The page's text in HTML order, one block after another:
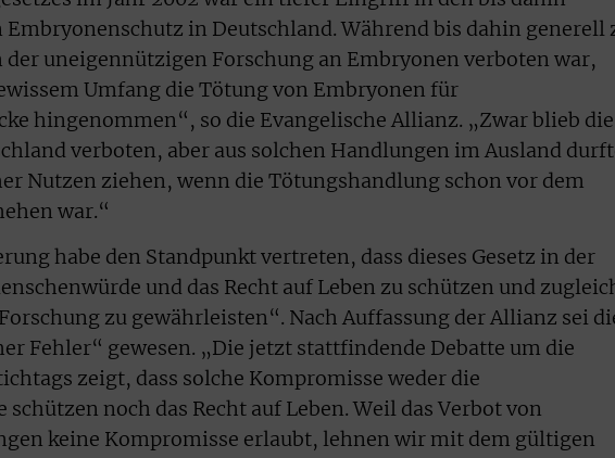
in Deutschland. Während bis dahin generell
der uneigennützigen Forschung an Embryonen verboten war,
Umfang die Tötung von Embryonen für
hingenommen“, so die Evangelische Allianz. „Zwar blieb die
verboten, aber aus solchen Handlungen im Ausland
Nutzen ziehen, wenn die Tötungshandlung schon vor dem
war.“
habe den Standpunkt vertreten, dass dieses Gesetz in der
und das Recht auf Leben zu schützen und
zu gewährleisten“. Nach Auffassung der Allianz sei
Fehler“ gewesen. „Die jetzt stattfindende Debatte um die
zeigt, dass solche Kompromisse weder die
noch das Recht auf Leben. Weil das Verbot von
keine Kompromisse erlaubt, lehnen wir mit dem gültigen